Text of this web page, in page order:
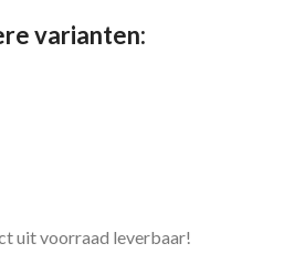
varianten:
uit voorraad leverbaar!